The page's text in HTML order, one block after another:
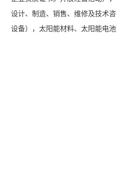
设计、制造、销售、维修及技术
设备），太阳能材料、太阳能电